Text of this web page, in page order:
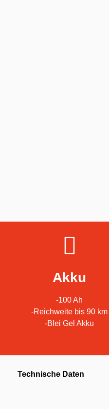
Akku
-100 Ah
-Reichweite bis 90 km
-Blei Gel Akku
Technische Daten